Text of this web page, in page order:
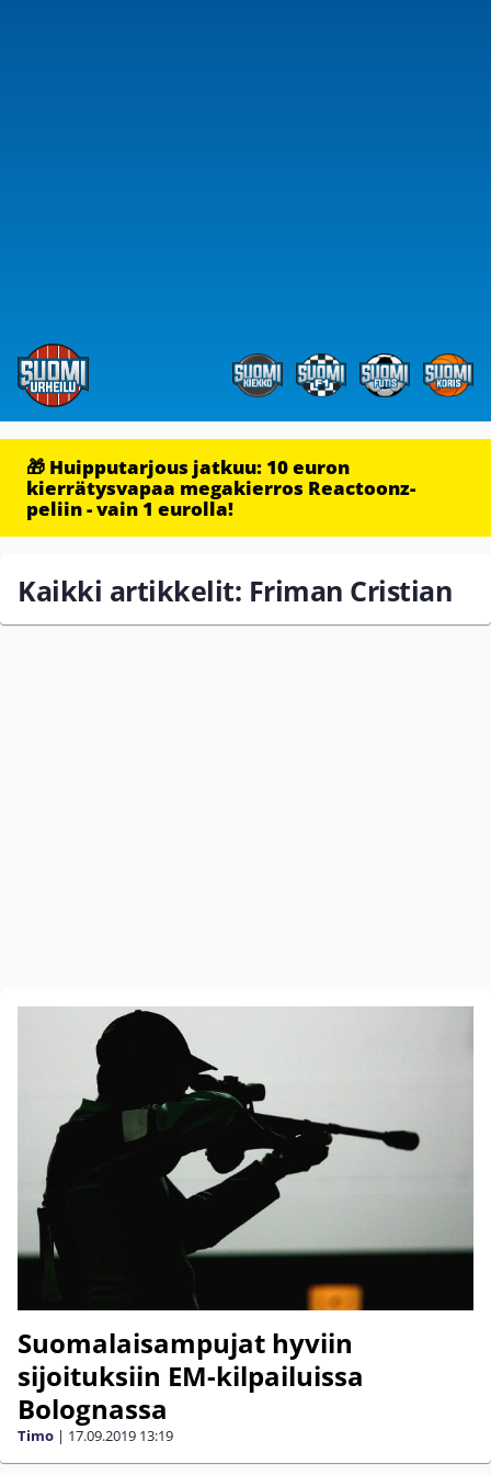
🎁 Huipputarjous jatkuu: 10 euron
kierrätysvapaa megakierros Reactoonz-
peliin - vain 1 eurolla!
Kaikki artikkelit: Friman Cristian
Suomalaisampujat hyviin
sijoituksiin EM-kilpailuissa
Bolognassa
Timo | 17.09.2019 13:19